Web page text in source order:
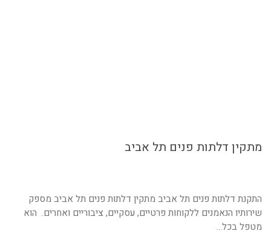
מתקין דלתות פנים תל אביב
התקנת דלתות פנים תל אביב מתקין דלתות פנים תל אביב מספק
שירותיו הנאמנים ללקוחות פרטיים, עסקיים, ציבוריים ואחרים. הוא
מטפל בכל...